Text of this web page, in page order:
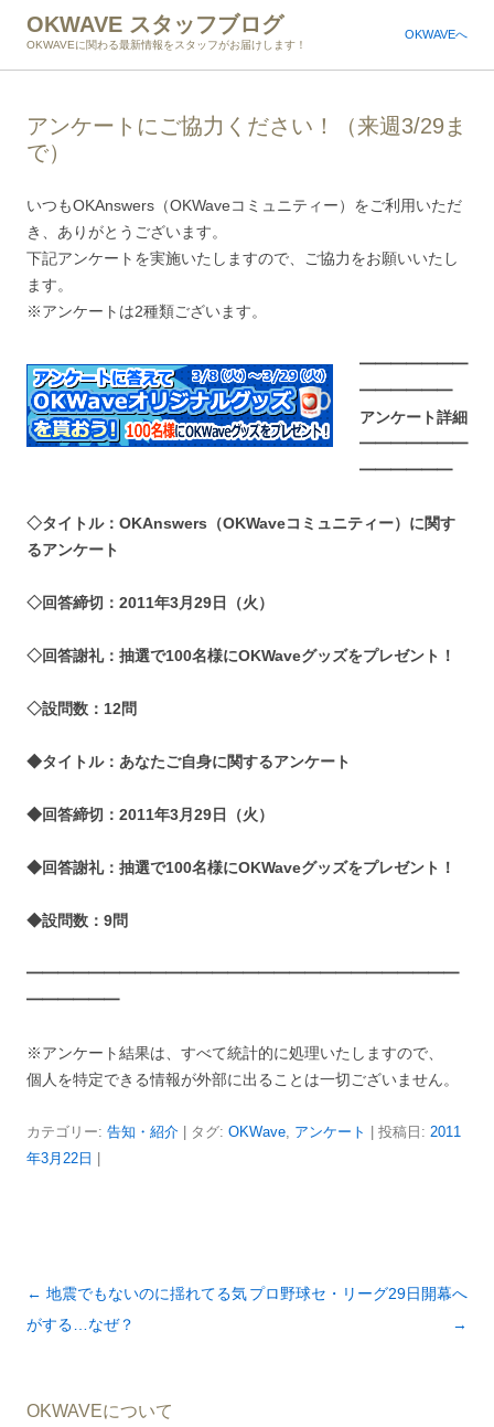
OKWAVE スタッフブログ
OKWAVEに関わる最新情報をスタッフがお届けします！
OKWAVEへ
アンケートにご協力ください！（来週3/29ま
で）
いつもOKAnswers（OKWaveコミュニティー）をご利用いただ
き、ありがとうございます。
下記アンケートを実施いたしますので、ご協力をお願いいたし
ます。
※アンケートは2種類ございます。
━━━━━━━
━━━━━━
アンケート詳細
━━━━━━━
━━━━━━
◇タイトル：OKAnswers（OKWaveコミュニティー）に関す
るアンケート
◇回答締切：2011年3月29日（火）
◇回答謝礼：抽選で100名様にOKWaveグッズをプレゼント！
◇設問数：12問
◆タイトル：あなたご自身に関するアンケート
◆回答締切：2011年3月29日（火）
◆回答謝礼：抽選で100名様にOKWaveグッズをプレゼント！
◆設問数：9問
━━━━━━━━━━━━━━━━━━━━━━━━━━━━
━━━━━━
※アンケート結果は、すべて統計的に処理いたしますので、
個人を特定できる情報が外部に出ることは一切ございません。
カテゴリー: 告知・紹介 | タグ: OKWave アンケート | 投稿日: 2011
年3月22日
投
稿
ゲ
← 地震でもないのに揺れてる気
がする…なぜ？
プロ野球セ・リーグ29日開幕へ
→
OKWAVEについて